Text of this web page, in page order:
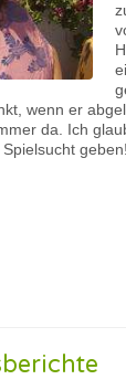
wenn er
da. Ich